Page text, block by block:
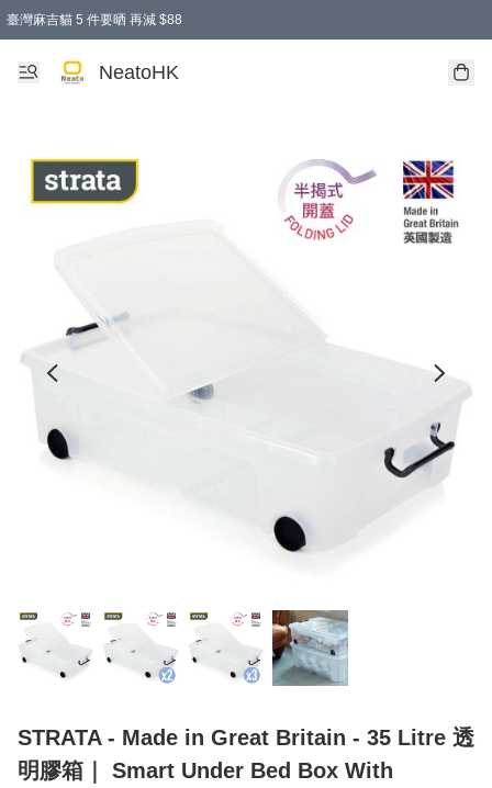
臺灣麻吉貓 5 件要晒 再減 $88
消費即享全單 95 折優惠！
購物滿 HKD 300.00即享免運費優惠！（適用於 特定的送貨方式 )
買麻吉貓廚具套裝免運費
寄送台灣運費滿HKD300 減 HKD50 優惠（不適用於儲物用品及傢俬）
NeatoHK
STRATA - Made in Great Britain - 35 Litre 透
明膠箱｜ Smart Under Bed Box With